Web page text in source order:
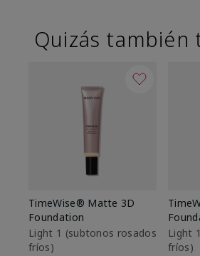
Quizás también
TimeWise® Matte 3D
Foundation
Light 1​ (subtonos rosados
fríos)
Light
fríos)